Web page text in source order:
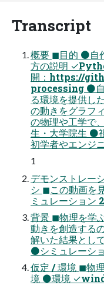
Transcript
概要 ◼目的 ⚫自
方の説明
開：https://
processing ⚫自
る環境を提供し
の動きをグラフ
の物理や工学で
生・大学院生 ⚫
初学者やエンジ
1
デモンストレー
シ ◼この動画を
ミュレーション 2
背景 ◼物理を学
動きを創造する
解いた結果とし
⚫シミュレーシ
仮定 / 環境 ◼物
境 ⚫環境